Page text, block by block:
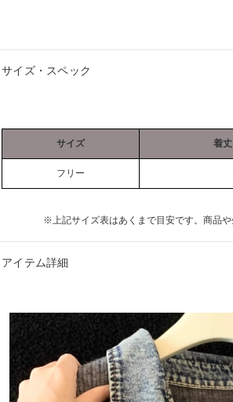
サイズ・スペック
サイズ 着丈
フリー
※上記サイズ表はあくまで目安です。商品
アイテム詳細